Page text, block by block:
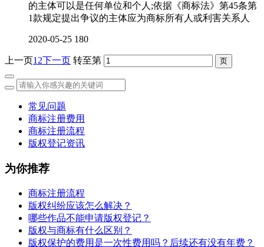
的主体可以是任何单位和个人;依据《商标法》第45条第
1款规定提出争议的主体应为商标所有人或利害关系人
2020-05-25 180
上一页1 2下一页 转至第
常见问题
商标注册费用
商标注册流程
版权登记资讯
为你推荐
商标注册流程
版权纠纷应该怎么解决？
哪些作品不能申请版权登记？
版权与商标有什么区别？
版权保护的费用是一次性费用吗？后续还有没有年费？